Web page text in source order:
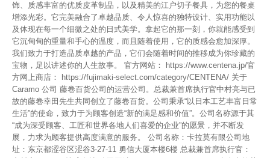
饰、质感丰富的优质皮革制品，以及精美的江户切子餐具，为您的餐桌
增添光彩。它完美融合了卓越品质、令人惊喜的独特设计、实用功能以
及体现在每一个细微之处的日式美学。拿起它的那一刻，你就能感受到
它沉甸甸的重量和手心的温度，而且随着使用，它的质感会愈加深厚。
我们致力于打造品质卓越的产品，它们会随着时间的推移成为你珍藏的
宝物，足以讲述你的人生故事。 官方网站： https://www.centena.jp/官
方网上商店： https://fujimaki-select.com/category/CENTENA/ 关于
Caramo 公司 藤卷百货公司的运营公司。总裁兼首席执行官中村亮与已
故的藤卷幸田先生共同创立了藤卷百货。公司秉承“以日本工艺丰富日常
生活”的使命，致力于为顾客创造“新的满足感和价值”。公司名称源于其
“成为深受顾客、工匠和世界各地人们喜爱的企业”的愿景，并不断发
展，力求为顾客提供高度满意的服务。 公司名称：卡拉莫有限公司地
址：东京都涩谷区涩谷3-27-11 勇信大厦本楼6楼 总裁兼首席执行官：